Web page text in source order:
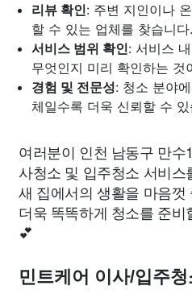
리뷰 확인: 주변 지인이나
할 수 있는 업체를 찾습니다.
서비스 범위 확인: 서비스
무엇인지 미리 확인하는 것
경험 및 전문성: 청소 분야
체일수록 더욱 신뢰할 수 있
여러분이 인천 남동구 만
사청소 및 입주청소 서비
새 집에서의 생활을 마음
더욱 똑똑하게 청소를 준
💕
민트케어 이사/입주청